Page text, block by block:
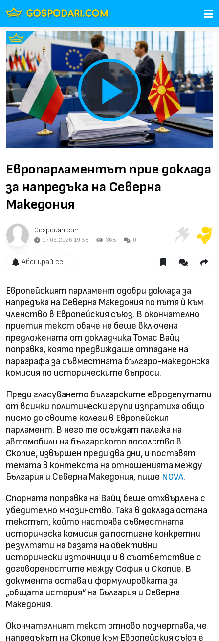
Play
Video
Европарламентът прие доклада
за напредъка на Северна
Македония
Gospodari.com
17.06.2026 19:58 368 0
Абонирай се...
Европейският парламент одобри доклада за
напредъка на Северна Македония по пътя ѝ към
членство в Европейския съюз. В окончателно
приетия текст обаче не беше включена
предложената от докладчика Томас Вайц
поправка, която предвиждаше отпадане на
параграфа за съвместната българо-македонска
комисия по историческите въпроси.
Преди гласуването българските евродепутати
от всички политически групи изпратиха общо
писмо до своите колеги в Европейския
парламент. В него те осъждат палежа на
автомобили на българското посолство в
Скопие, извършен преди два дни, и поставят
темата в контекста на отношенията между
България и Северна Македония, пише NOVA.
Спорната поправка на Вайц беше отхвърлена с
убедително мнозинство. Така в доклада остана
текстът, който настоява съвместната
историческа комисия да постигне конкретни
резултати на базата на обективни
исторически източници и в съответствие с
договореностите между София и Скопие. В
документа остава и формулировката за
„общата история“ на България и Северна
Македония.
Окончателният текст отново подчертава, че
напредъкът на Скопие към Европейския съюз е